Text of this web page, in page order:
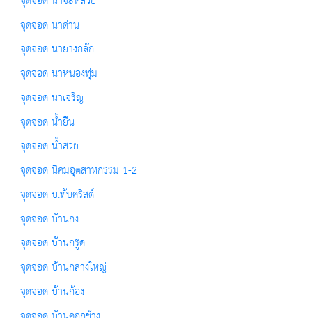
จุดจอด นาด่าน
จุดจอด นายางกลัก
จุดจอด นาหนองทุ่ม
จุดจอด นาเจริญ
จุดจอด น้ำยืน
จุดจอด น้ำสวย
จุดจอด นิคมอุตสาหกรรม 1-2
จุดจอด บ.ทับคริสต์
จุดจอด บ้านกง
จุดจอด บ้านกรูด
จุดจอด บ้านกลางใหญ่
จุดจอด บ้านก้อง